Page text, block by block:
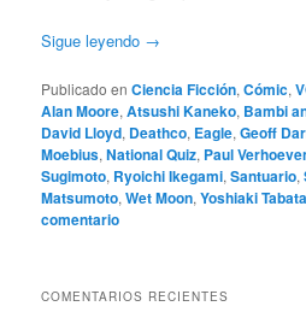
Sigue leyendo →
Publicado en Ciencia Ficción,Cómic,
Alan Moore,Atsushi Kaneko, Bambi
David Lloyd, Deathco, Eagle,Geoff
Moebius,National Quiz, Paul
Sugimoto, Ryoichi Ikegami,Santuario,
Matsumoto,Wet Moon,Yoshiaki Tabata
comentario
COMENTARIOS RECIENTES